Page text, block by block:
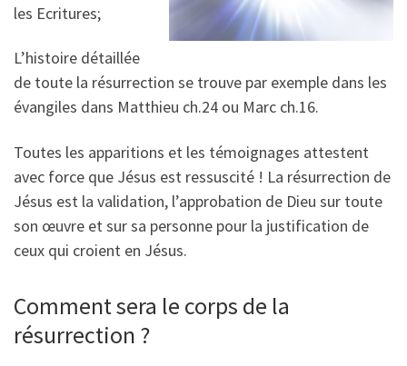
les Ecritures;
L’histoire détaillée
de toute la résurrection se trouve par exemple dans les
évangiles dans Matthieu ch.24 ou Marc ch.16.
Toutes les apparitions et les témoignages attestent
avec force que Jésus est ressuscité ! La résurrection de
Jésus est la validation, l’approbation de Dieu sur toute
son œuvre et sur sa personne pour la justification de
ceux qui croient en Jésus.
Comment sera le corps de la
résurrection ?